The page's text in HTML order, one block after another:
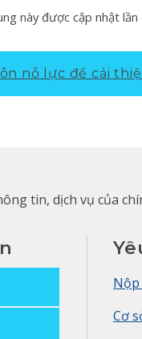
này được cập nhật lần
nỗ lực để cải
tin, dịch vụ của
Cơ